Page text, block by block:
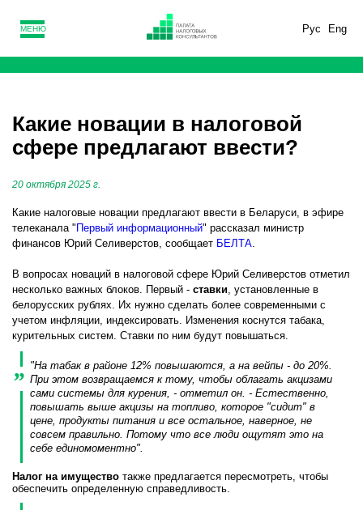
Рус Eng
МЕНЮ
Какие новации в налоговой
сфере предлагают ввести?
20 октября 2025 г.
Какие налоговые новации предлагают ввести в Беларуси, в эфире
телеканала " Первый информационный" рассказал министр
финансов Юрий Селиверстов, сообщает БЕЛТА.
В вопросах новаций в налоговой сфере Юрий Селиверстов отметил
несколько важных блоков. Первый - ставки, установленные в
белорусских рублях. Их нужно сделать более современными с
учетом инфляции, индексировать. Изменения коснутся табака,
курительных систем. Ставки по ним будут повышаться.
"На табак в районе 12% повышаются, а на вейпы - до 20%.
При этом возвращаемся к тому, чтобы облагать акцизами
сами системы для курения, - отметил он. - Естественно,
повышать выше акцизы на топливо, которое "сидит" в
цене, продукты питания и все остальное, наверное, не
совсем правильно. Потому что все люди ощутят это на
себе единомоментно".
Налог на имущество также предлагается пересмотреть, чтобы
обеспечить определенную справедливость.